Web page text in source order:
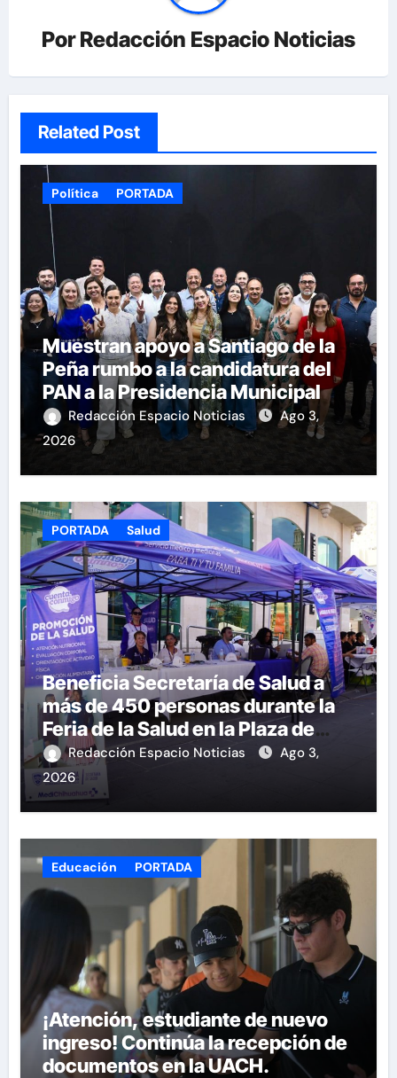
PorRedacción Espacio Noticias
Related Post
Política PORTADA
Muestran apoyo a Santiago de la
Peña rumbo a la candidatura del
PAN a la Presidencia Municipal
Redacción Espacio Noticias
Ago 3,
2026
PORTADA Salud
Beneficia Secretaría de Salud a
más de 450 personas durante la
Feria de la Salud en la Plaza de
Armas
Redacción Espacio Noticias
Ago 3,
2026
Educación PORTADA
¡Atención, estudiante de nuevo
ingreso! Continúa la recepción de
documentos en la UACH.